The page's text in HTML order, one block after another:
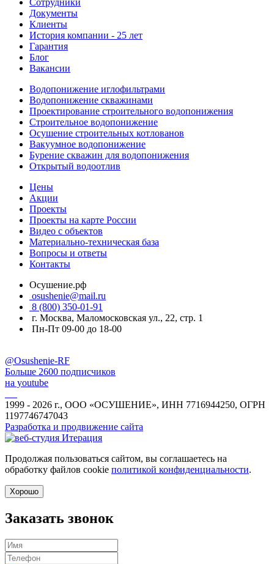
Сотрудники
Документы
Клиенты
История компании - 25 лет
Гарантия
Блог
Вакансии
Водопонижение иглофильтрами
Водопонижение скважинами
Проектирование строительного водопонижения
Строительное водопонижение
Осушение строительных котлованов
Вакуумное водопонижение
Бурение скважин для водопонижения
Открытый водоотлив
Цены
Акции
Проекты
Проекты на карте России
Видео с объектов
Материально-техническая база
Вопросы и ответы
Контакты
Осушение.рф
osushenie@mail.ru
8 (800) 350-01-91
г. Москва, Маломосковская ул., 22, стр. 1
Пн-Пт 09-00 до 18-00
@Osushenie-RF
Больше 2600 подписчиков
на youtube
1999 - 2026 г., ООО «ОСУШЕНИЕ», ИНН 7716944250, ОГРН
1197746747043
Разработка и продвижение сайта
Продолжая пользоваться сайтом, вы соглашаетесь на
обработку файлов cookie политикой конфиденциальности.
Хорошо
Заказать звонок